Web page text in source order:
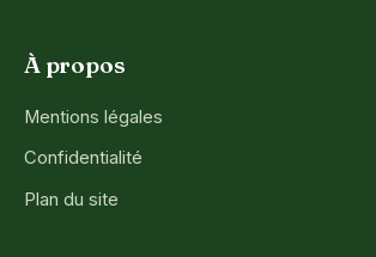
À propos
Mentions légales
Confidentialité
Plan du site